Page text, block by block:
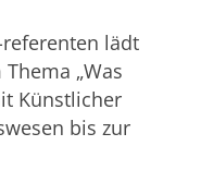
lädt
„Was
Künstlicher
bis zur